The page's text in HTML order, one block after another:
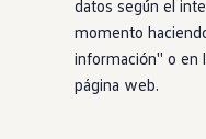
datos según el
momento
información'' o en
página web.
Garantía
Recambios